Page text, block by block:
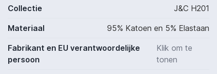
Collectie J&C H201
Materiaal 95% Katoen en 5% Elastaan
Fabrikant en EU verantwoordelijke
persoon
Klik om te
tonen